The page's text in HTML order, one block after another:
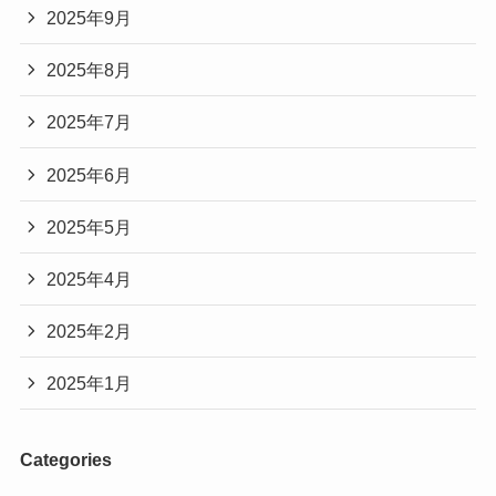
2025年9月
2025年8月
2025年7月
2025年6月
2025年5月
2025年4月
2025年2月
2025年1月
Categories